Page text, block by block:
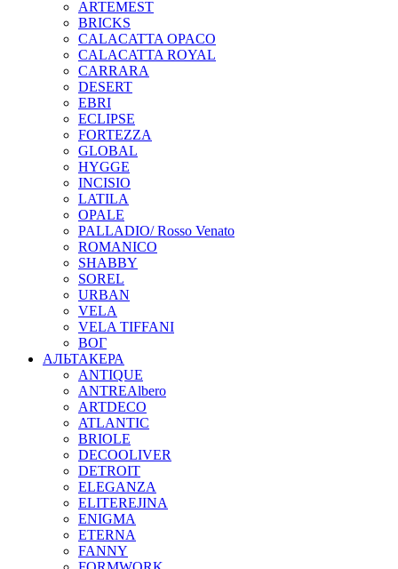
ARTEMEST
BRICKS
CALACATTA OPACO
CALACATTA ROYAL
CARRARA
DESERT
EBRI
ECLIPSE
FORTEZZA
GLOBAL
HYGGE
INCISIO
LATILA
OPALE
PALLADIO/ Rosso Venato
ROMANICO
SHABBY
SOREL
URBAN
VELA
VELA TIFFANI
ВОГ
АЛЬТАКЕРА
ANTIQUE
ANTREAlbero
ARTDECO
ATLANTIC
BRIOLE
DECOOLIVER
DETROIT
ELEGANZA
ELITEREJINA
ENIGMA
ETERNA
FANNY